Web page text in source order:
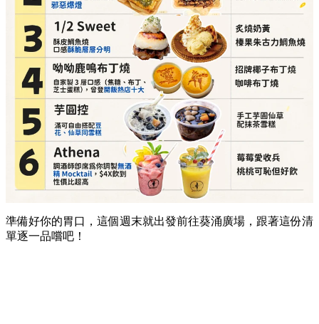
準備好你的胃口，這個週末就出發前往葵涌廣場，跟著這份清
單逐一品嚐吧！